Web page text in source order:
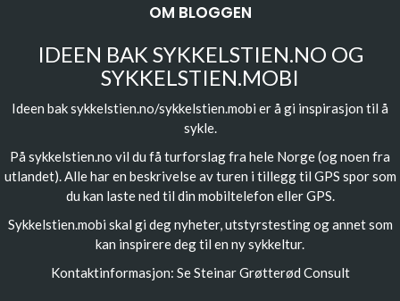
OM BLOGGEN
IDEEN BAK SYKKELSTIEN.NO OG
SYKKELSTIEN.MOBI
Ideen bak sykkelstien.no/sykkelstien.mobi er å gi inspirasjon til å
sykle.
På sykkelstien.no vil du få turforslag fra hele Norge (og noen fra
utlandet). Alle har en beskrivelse av turen i tillegg til GPS spor som
du kan laste ned til din mobiltelefon eller GPS.
Sykkelstien.mobi skal gi deg nyheter, utstyrstesting og annet som
kan inspirere deg til en ny sykkeltur.
Kontaktinformasjon: SeSteinar Grøtterød Consult